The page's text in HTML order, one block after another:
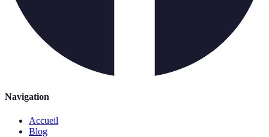
Navigation
Accueil
Blog